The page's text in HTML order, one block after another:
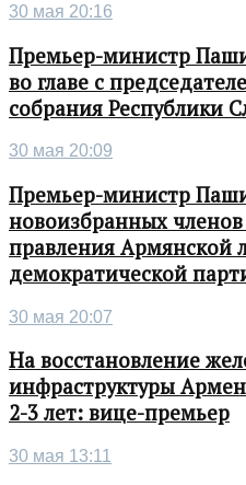
30 мая 20:16
Премьер-министр
во главе с
собрания Республики
30 мая 20:09
Премьер-министр
новоизбранных
правления Армянской
демократической
30 мая 20:07
На восстановление
инфраструктуры
2-3 лет: вице-премьер
30 мая 13:11